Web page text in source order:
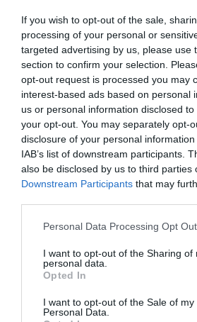
If you wish to opt-out of the sale,
processing of your personal or
targeted advertising by us, please use
section to confirm your selection.
opt-out request is processed you may
interest-based ads based on personal
us or personal information disclosed
your opt-out. You may separately opt-
disclosure of your personal
IAB’s list of downstream participants.
also be disclosed by us to third parties
Downstream Participants that may
Please note that this website/app uses
not limited to your visit or usage
grant or deny consent to Google and
use your data for below specified
consent section.
Personal Data Processing Opt
I want to opt-out of the Sharing of
personal data.
Opted In
I want to opt-out of the Sale of my
Personal Data.
Charles de Gaulle repülőtér, Párizs
Fotó:Jordan Tan/Shutterstock
A fennakadások a párizsi
repülőteretérintették a
késést és 13 törlést jegyeztek
Tarradellas El Pratrepülőtéren
csúszások voltak, ott 284
regisztráltak.
Szintén több probléma ütötte
amszterdamiSchiphol
késés és nyolc törlés történt,
jelentettek. Rómában, a
késést és 10 törlést,
késett, ötöt pedig töröltek.